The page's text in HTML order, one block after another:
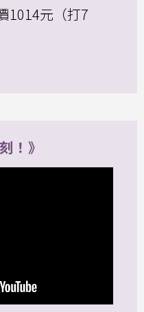
1014元（打7
！》